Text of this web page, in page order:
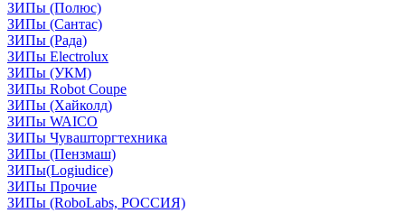
ЗИПы (Полюс)
ЗИПы (Сантас)
ЗИПы (Рада)
ЗИПы Electrolux
ЗИПы (УКМ)
ЗИПы Robot Coupe
ЗИПы (Хайколд)
ЗИПы WAICO
ЗИПы Чувашторгтехника
ЗИПы (Пензмаш)
ЗИПы(Logiudice)
ЗИПы Прочие
ЗИПы (RoboLabs, РОССИЯ)